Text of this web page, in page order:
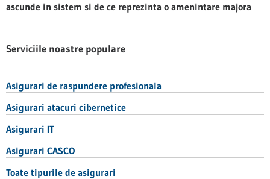
ascunde in sistem si de ce reprezinta o amenintare majora
Serviciile noastre populare
Asigurari de raspundere profesionala
Asigurari atacuri cibernetice
Asigurari IT
Asigurari CASCO
Toate tipurile de asigurari